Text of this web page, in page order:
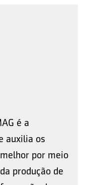
é a
auxilia os
por meio
produção de